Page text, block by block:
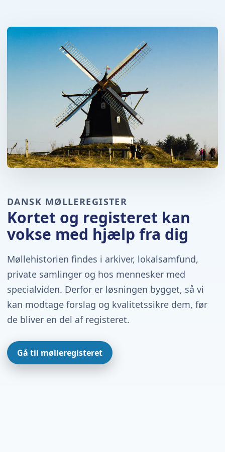
DANSK MØLLEREGISTER
Kortet og registeret kan
vokse med hjælp fra dig
Møllehistorien findes i arkiver, lokalsamfund,
private samlinger og hos mennesker med
specialviden. Derfor er løsningen bygget, så vi
kan modtage forslag og kvalitetssikre dem, før
de bliver en del af registeret.
Gå til mølleregisteret